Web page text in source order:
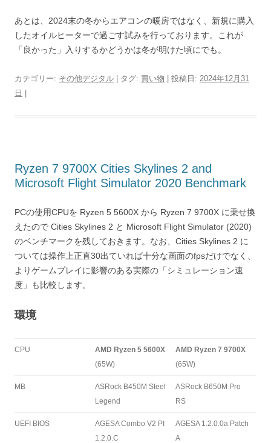
あとは、2024末の冬からエアコンの暖房ではなく、新規に購入
したオイルヒーターで過ごす試みを行っております。これが
「良かった」入りするかどうかは冬が明けた頃にでも。
カテゴリー: その他デジタル | タグ: 買い物 | 投稿日: 2024年12月31
日
Ryzen 7 9700X Cities Skylines 2 and
Microsoft Flight Simulator 2020 Benchmark
PCの使用CPUを Ryzen 5 5600X から Ryzen 7 9700X に乗せ換
えたので Cities Skylines 2 と Microsoft Flight Simulator (2020)
のベンチマークを残しておきます。なお、Cities Skylines 2 に
ついては操作上正直30出ていれば十分な画面のfpsだけでなく、
よりゲームプレイに影響のある実際の「シミュレーション速
度」も比較します。
環境
CPU
AMD Ryzen 5 5600X
(65W)
AMD Ryzen 7 9700X
(65W)
MB
ASRock B450M Steel
Legend
ASRock B650M Pro
RS
UEFI BIOS
AGESA Combo V2 PI
1.2.0.C
AGESA 1.2.0.0a Patch
A